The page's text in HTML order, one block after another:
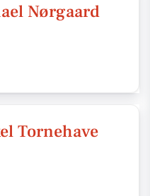
Nørgaard
Tornehave